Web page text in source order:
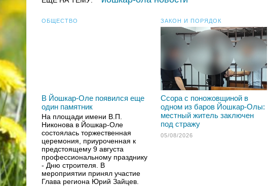
ОБЩЕСТВО
В Йошкар-Оле появился еще
один памятник
На площади имени В.П.
Никонова в Йошкар-Оле
состоялась торжественная
церемония, приуроченная к
предстоящему 9 августа
профессиональному празднику
- Дню строителя. В
мероприятии принял участие
Глава региона Юрий Зайцев.
ЗАКОН И ПОРЯДОК
Ссора с поножовщиной в
одном из баров Йошкар-Олы:
местный житель заключен
под стражу
05/08/2026